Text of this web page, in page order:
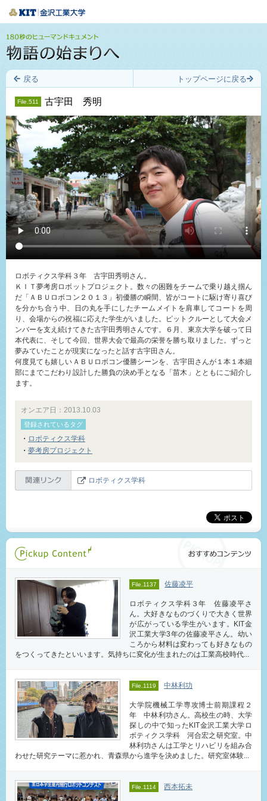
戻る トップページに戻る
File.511 古宇田 秀明
ロボティクス学科３年 古宇田秀明さん。
ＫＩＴ夢考房ロボットプロジェクト。数々の困難をチームで乗り越え掴ん
だ「ＡＢＵロボコン２０１３」初優勝の瞬間、皆がコートに駆け寄り喜び
を分かち合う中、日の丸を手にしたチームメイトを肩車してコートを周
り、会場からの祝福に応えた学生がいました。ピットクルーとして大会メ
ンバーを支え続けてきた古宇田秀明さんです。６月、東京大学を破って日
本代表に、そして今回、世界大会で最高の栄誉を勝ち取りました。ずっと
夢みていたことが現実になったと話す古宇田さん。
何度見ても嬉しいＡＢＵロボコン優勝シーンを、古宇田さんが１本１本細
部にまでこだわり設計した勝負の決め手となる「苗木」とともにご紹介し
ます。
オンエア日：2013.10.03
登録されているタグ
・ ロボティクス学科
・ 夢考房プロジェクト
ロボティクス学科
File.1137 佐藤凌平
ロボティクス学科３年 佐藤凌平さ
ん。大好きなものづくりで大きく世界
が広がっている学生がいます。KIT金
沢工業大学3年の佐藤凌平さん。幼い
ころから材料は変わっても好きなもの
をつくってきたといいます。気持ちに変化が生まれたのは工業高校時代...
File.1119 中林利功
大学院機械工学専攻博士前期課程２
年 中林利功さん。高校生の時、大学
探しの中で知ったKIT金沢工業大学ロ
ボティクス学科 河合宏之研究室。中
林利功さんは工学とリハビリを組み合
わせた研究テーマに惹かれ、青森県から進学を決めました。研究室体験...
File.1114 西本拓未